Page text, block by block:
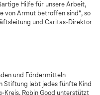
Hilfe für unsere Arbeit,
von Armut betroffen sind“, so
und Caritas-Direktor
und Fördermitteln
Stiftung lebt jedes fünfte Kind
Kreis. Robin Good unterstützt